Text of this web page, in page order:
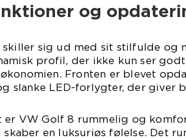
og
sig ud med sit stilfulde og
profil, der ikke kun ser
Fronten er blevet
slanke LED-forlygter, der giver
er VW Golf 8 rummelig og
en luksuriøs følelse. Det